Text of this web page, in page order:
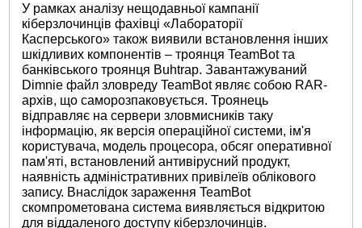
У рамках аналізу нещодавньої кампанії
кіберзлочинців фахівці «Лабораторії
Касперського» також виявили встановлення інших
шкідливих компонентів – троянця TeamBot та
банківського троянця Buhtrap. Завантажуваний
Dimnie файл зловреду TeamBot являє собою RAR-
архів, що саморозпаковується. Троянець
відправляє на сервери зловмисників таку
інформацію, як версія операційної системи, ім'я
користувача, модель процесора, обсяг оперативної
пам'яті, встановлений антивірусний продукт,
наявність адміністративних привілеїв облікового
запису. Внаслідок зараження TeamBot
скомпрометована система виявляється відкритою
для віддаленого доступу кіберзлочинців.